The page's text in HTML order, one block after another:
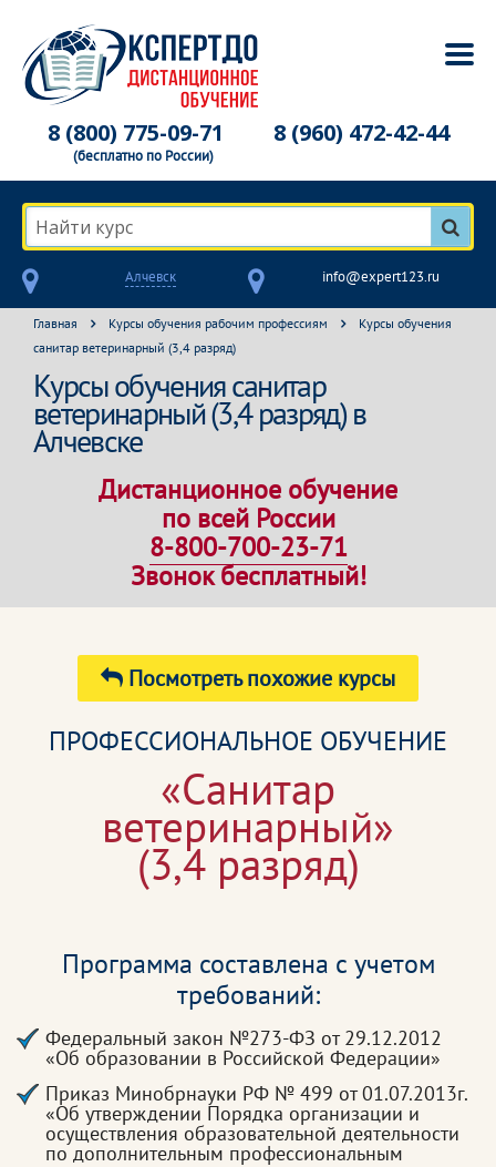
8 (800) 775-09-71
(бесплатно по России)
8 (960) 472-42-44
Найти курс
Алчевск info@expert123.ru
Главная Курсы обучения рабочим профессиям
Курсы обучения
санитар ветеринарный (3,4 разряд)
Курсы обучения санитар
ветеринарный (3,4 разряд) в
Алчевске
Дистанционное обучение
по всей России
8-800-700-23-71
Звонок бесплатный!
Посмотреть похожие курсы
ПРОФЕССИОНАЛЬНОЕ ОБУЧЕНИЕ
«Санитар
ветеринарный»
(3,4 разряд)
Программа составлена с учетом
требований:
Федеральный закон №273-ФЗ от 29.12.2012
«Об образовании в Российской Федерации»
Приказ Минобрнауки РФ № 499 от 01.07.2013г.
«Об утверждении Порядка организации и
осуществления образовательной деятельности
по дополнительным профессиональным